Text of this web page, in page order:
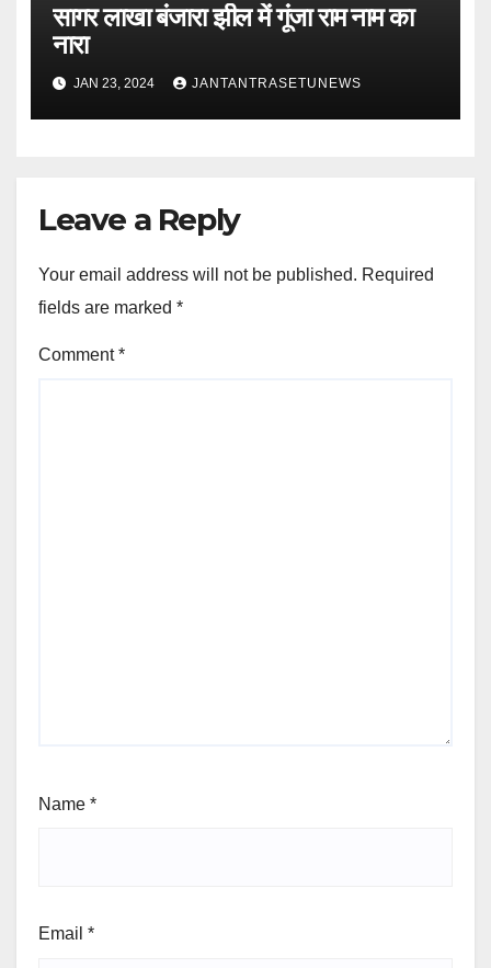
सागर लाखा बंजारा झील में गूंजा राम नाम का
नारा
JAN 23, 2024 JANTANTRASETUNEWS
Leave a Reply
Your email address will not be published. Required
fields are marked *
Comment*
Name *
Email *